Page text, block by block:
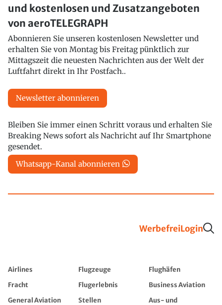
und kostenlosen und Zusatzangeboten
von aeroTELEGRAPH
Abonnieren Sie unseren kostenlosen Newsletter und
erhalten Sie von Montag bis Freitag pünktlich zur
Mittagszeit die neuesten Nachrichten aus der Welt der
Luftfahrt direkt in Ihr Postfach..
Newsletter abonnieren
Bleiben Sie immer einen Schritt voraus und erhalten Sie
Breaking News sofort als Nachricht auf Ihr Smartphone
gesendet.
Whatsapp-Kanal abonnieren
WerbefreiLogin
Airlines Flugzeuge
Flughäfen
Fracht
Flugerlebnis
Business Aviation
General Aviation
Stellen
Aus- und